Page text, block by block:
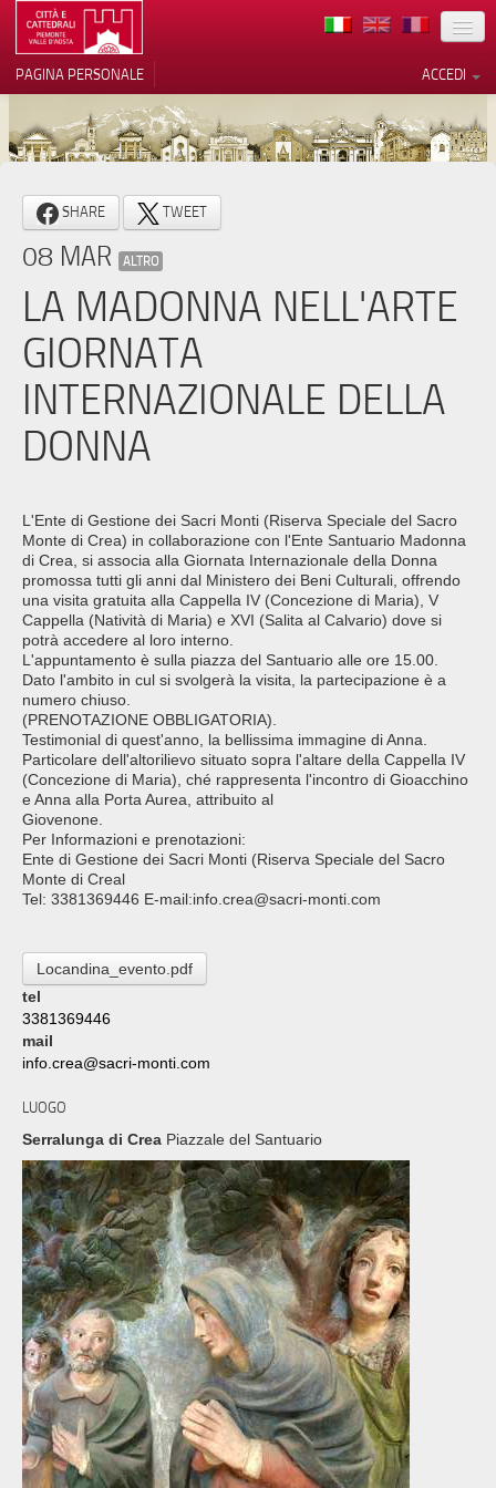
TERRITORIO
ARCHITETTURE
MUSEI
ITINERARI
EVENTI
CONTATTI
PRESS
ACCEDI
PAGINA PERSONALE
SHARE TWEET
08 MAR ALTRO
LA MADONNA NELL'ARTE
GIORNATA
INTERNAZIONALE DELLA
DONNA
L'Ente di Gestione dei Sacri Monti (Riserva Speciale del Sacro
Monte di Crea) in collaborazione con l'Ente Santuario Madonna
di Crea, si associa alla Giornata Internazionale della Donna
promossa tutti gli anni dal Ministero dei Beni Culturali, offrendo
una visita gratuita alla Cappella IV (Concezione di Maria), V
Cappella (Natività di Maria) e XVI (Salita al Calvario) dove si
potrà accedere al loro interno.
L'appuntamento è sulla piazza del Santuario alle ore 15.00.
Dato l'ambito in cul si svolgerà la visita, la partecipazione è a
numero chiuso.
(PRENOTAZIONE OBBLIGATORIA).
Testimonial di quest'anno, la bellissima immagine di Anna.
Particolare dell'altorilievo situato sopra l'altare della Cappella IV
(Concezione di Maria), ché rappresenta l'incontro di Gioacchino
e Anna alla Porta Aurea, attribuito al
Giovenone.
Per Informazioni e prenotazioni:
Ente di Gestione dei Sacri Monti (Riserva Speciale del Sacro
Monte di Creal
Tel: 3381369446 E-mail:info.crea@sacri-monti.com
Locandina_evento.pdf
tel
3381369446
mail
info.crea@sacri-monti.com
LUOGO
Serralunga di Crea Piazzale del Santuario
Informativa sulla raccolta
Le tue preferenze relative alla